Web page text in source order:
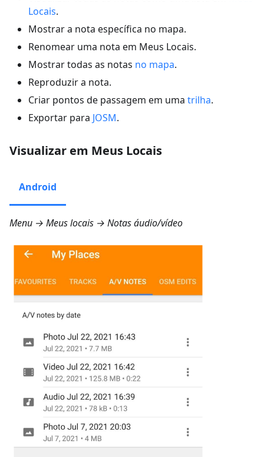
Locais.
Mostrar a nota específica no mapa.
Renomear uma nota em Meus Locais.
Mostrar todas as notas no mapa.
Reproduzir a nota.
Criar pontos de passagem em uma trilha.
Exportar para JOSM.
Visualizar em Meus Locais
Android
Menu → Meus locais → Notas áudio/vídeo